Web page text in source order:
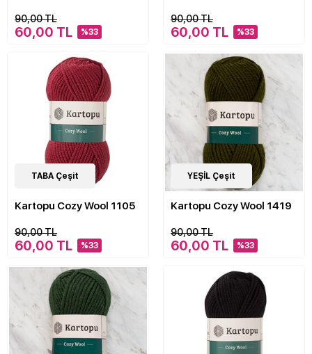
90,00 TL
60,00 TL %33
90,00 TL
60,00 TL %33
20Çeşit
TABA Çeşit
Kartopu Cozy Wool 1105
90,00 TL
60,00 TL %33
20Çeşit
YEŞİL Çeşit
Kartopu Cozy Wool 1419
90,00 TL
60,00 TL %33